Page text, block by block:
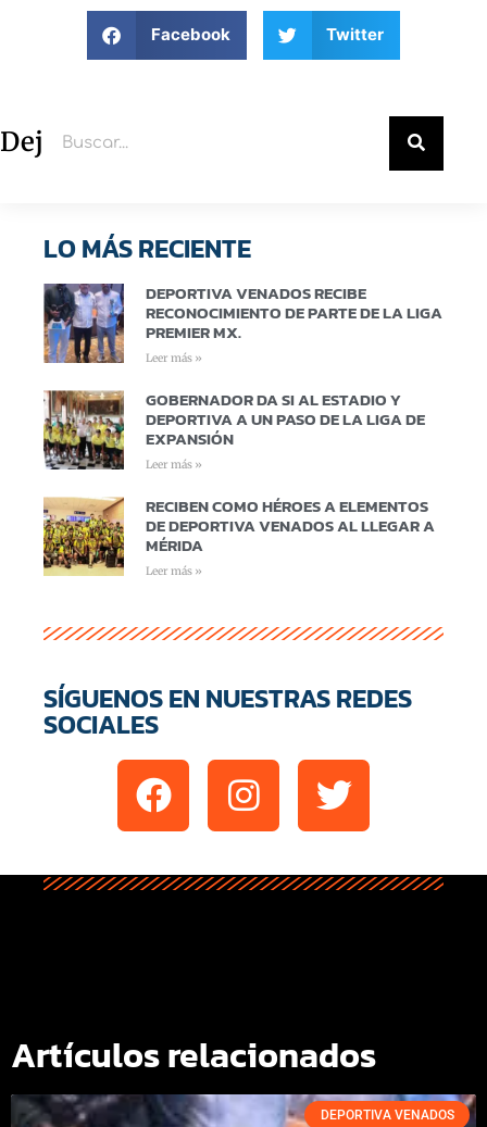
Facebook Twitter
Deja un comentario
LO MÁS RECIENTE
DEPORTIVA VENADOS RECIBE
RECONOCIMIENTO DE PARTE DE LA LIGA
PREMIER MX.
Leer más »
GOBERNADOR DA SI AL ESTADIO Y
DEPORTIVA A UN PASO DE LA LIGA DE
EXPANSIÓN
Leer más »
RECIBEN COMO HÉROES A ELEMENTOS
DE DEPORTIVA VENADOS AL LLEGAR A
MÉRIDA
Leer más »
SÍGUENOS EN NUESTRAS REDES
SOCIALES
Artículos relacionados
DEPORTIVA VENADOS